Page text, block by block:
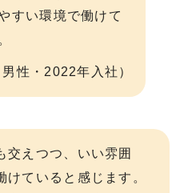
すい環境で働けて
男性・2022年入社）
交えつつ、いい雰囲
けていると感じます。